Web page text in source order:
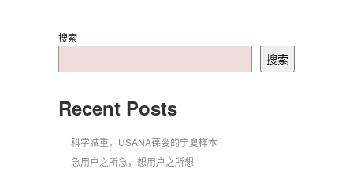
搜索
搜索
Recent Posts
科学减重，USANA葆婴的宁夏样本
急用户之所急，想用户之所想